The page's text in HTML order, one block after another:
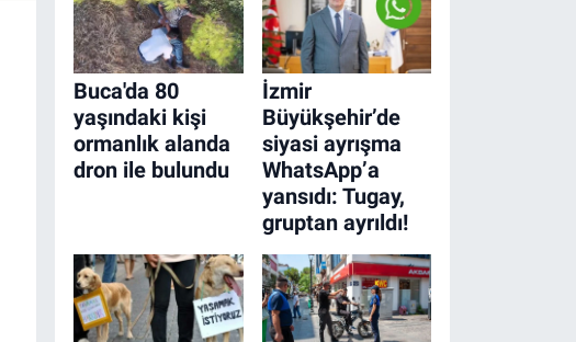
Buca'da 80
yaşındaki kişi
ormanlık alanda
dron ile bulundu
İzmir
Büyükşehir’de
siyasi ayrışma
WhatsApp’a
yansıdı: Tugay,
gruptan ayrıldı!